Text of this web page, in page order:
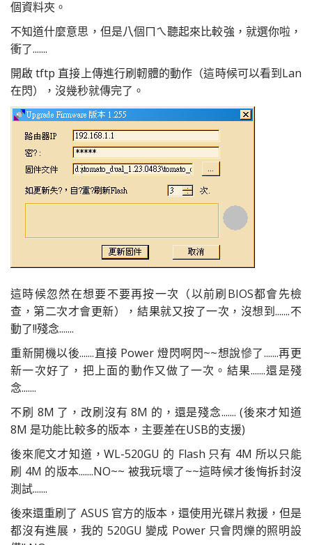
個資料夾。
不知道什麼意思，但是八個ㄇㄟ聽起來比較強，就選你啦，
衝了.......
開啟 tftp 直接上傳進行刷軔體的動作（這時候可以看到Lan
在閃），沒幾秒就傳完了。
這時候忽然在想要不要再按一次（以前刷BIOS都會先檢
查，第二次才會更新），結果就又按了一次，沒想到.......不
動了!!殘念.......
重新開機以後.......直接 Power 燈閃啊閃~~想說慘了.......再更
新一次好了，把上面的動作又做了一次。結果.......還是殘
念.......
不刷 8M 了，改刷沒有 8M 的，還是殘念....... (後來才知道
8M 是功能比較多的版本，主要差在USB的支援)
後來爬文才知道，WL-520GU 的 Flash 只有 4M 所以只能
刷 4M 的版本.......NO~~ 被我玩壞了~~這時候才後悔拆封沒
測試.......
後來還重刷了 ASUS 官方的版本，還使用光碟片救援，但是
都沒有進展，我的 520GU 變成 Power 只會閃爍的照明設